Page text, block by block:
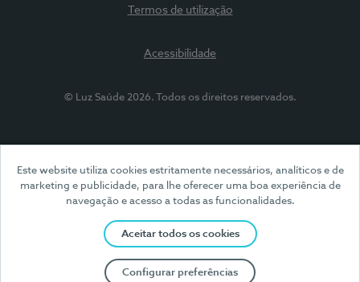
Este website utiliza cookies estritamente necessários, analíticos e de
marketing e publicidade, para lhe oferecer uma boa experiência de
navegação e acesso a todas as funcionalidades.
Aceitar todos os cookies
Configurar preferências
Termos de utilização
Acessibilidade
© Luz Saúde 2026. Todos os direitos reservados.